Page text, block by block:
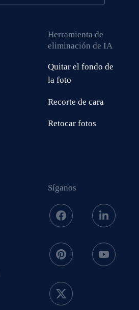
Herramienta de
eliminación de IA
Quitar el fondo de
la foto
Recorte de cara
Retocar fotos
Síganos